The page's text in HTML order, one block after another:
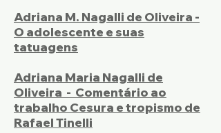
Adriana M. Nagalli de Oliveira -
O adolescente e suas
tatuagens
Adriana Maria Nagalli de
Oliveira - Comentário ao
trabalho Cesura e tropismo de
Rafael Tinelli